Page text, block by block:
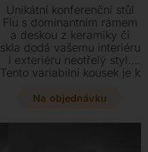
Unikátní konferenční stůl
Flu s dominantním rámem
a deskou z keramiky či
skla dodá vašemu interiéru
i exteriéru neotřelý styl.
Tento variabilní kousek je k
rozměrech i výškách a
spodní skleněné police.
Na objednávku